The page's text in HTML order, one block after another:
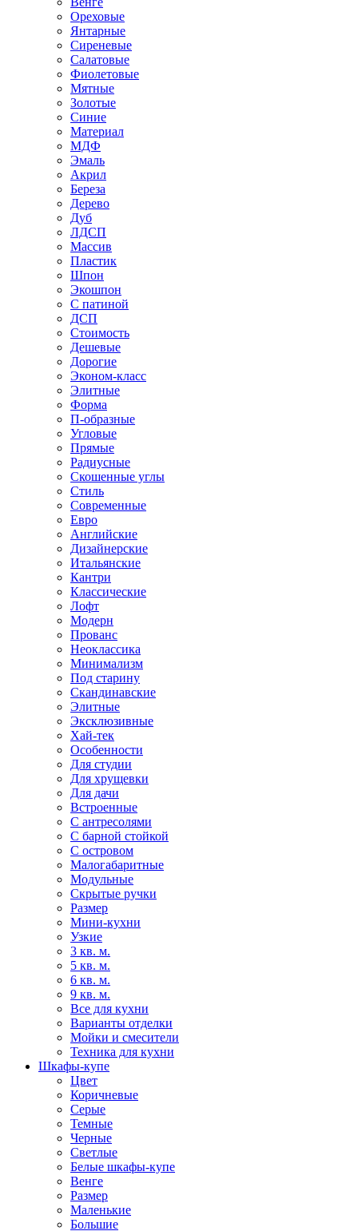
Ореховые
Янтарные
Сиреневые
Салатовые
Фиолетовые
Мятные
Золотые
Синие
Материал
МДФ
Эмаль
Акрил
Береза
Дерево
Дуб
ЛДСП
Массив
Пластик
Шпон
Экошпон
С патиной
ДСП
Стоимость
Дешевые
Дорогие
Эконом-класс
Элитные
Форма
П-образные
Угловые
Прямые
Радиусные
Скошенные углы
Стиль
Современные
Евро
Английские
Дизайнерские
Итальянские
Кантри
Классические
Лофт
Модерн
Прованс
Неоклассика
Минимализм
Под старину
Скандинавские
Элитные
Эксклюзивные
Хай-тек
Особенности
Для студии
Для хрущевки
Для дачи
Встроенные
С антресолями
С барной стойкой
С островом
Малогабаритные
Модульные
Скрытые ручки
Размер
Мини-кухни
Узкие
3 кв. м.
5 кв. м.
6 кв. м.
9 кв. м.
Все для кухни
Варианты отделки
Мойки и смесители
Техника для кухни
Шкафы-купе
Цвет
Коричневые
Серые
Темные
Черные
Светлые
Белые шкафы-купе
Венге
Размер
Маленькие
Большие